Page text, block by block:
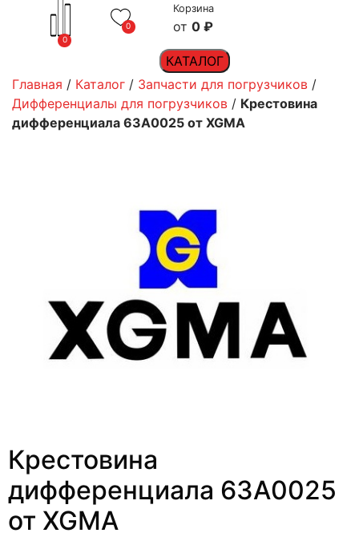
0
0
Корзина
0 ₽
КАТАЛОГ
Главная / Каталог / Запчасти для погрузчиков /
Дифференциалы для погрузчиков / Крестовина
дифференциала 63A0025 от XGMA
Крестовина
дифференциала 63A0025
от XGMA